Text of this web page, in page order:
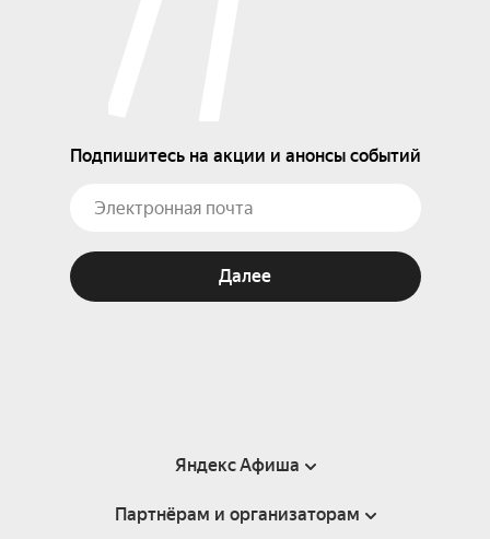
Подпишитесь на акции и анонсы событий
Далее
Яндекс Афиша
Справка
Партнёрам и организаторам